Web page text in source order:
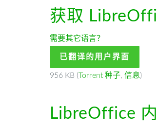
获取
需要其它语言？
已翻译的用户界面
956 KB (Torrent 种子, 信息)
LibreOffice